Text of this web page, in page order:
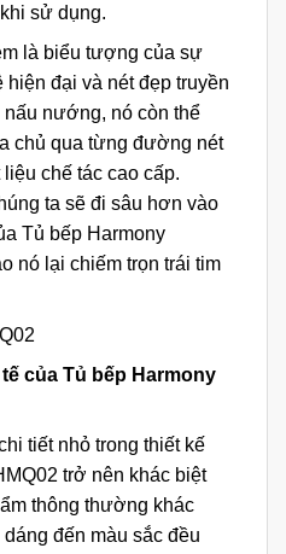
sử dụng.
là biểu tượng của sự
đại và nét đẹp truyền
nướng, nó còn thể
chủ qua từng đường nét
chế tác cao cấp.
ta sẽ đi sâu hơn vào
Tủ bếp Harmony
nó lại chiếm trọn trái tim
của Tủ bếp Harmony
tiết nhỏ trong thiết kế
trở nên khác biệt
thông thường khác
đến màu sắc đều